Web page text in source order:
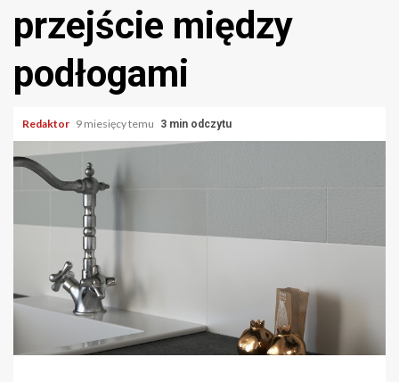
przejście między
podłogami
Redaktor 9 miesięcy temu 3 min odczytu